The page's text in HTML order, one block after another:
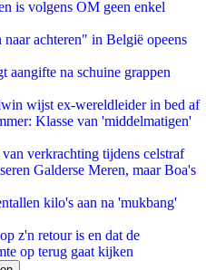
is volgens OM geen enkel
achteren" in België opeens
aangifte na schuine grappen
wijst ex-wereldleider in bed af
Klasse van 'middelmatigen'
verkrachting tijdens celstraf
Galderse Meren, maar Boa's
kilo's aan na 'mukbang'
z'n retour is en dat de
op terug gaat kijken